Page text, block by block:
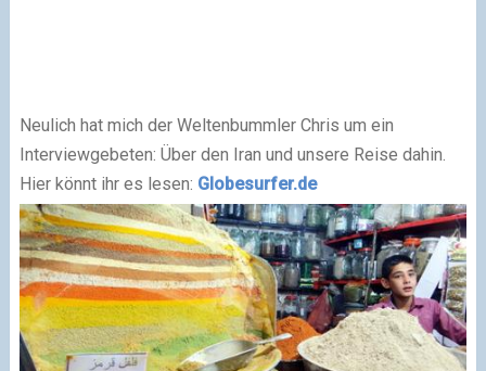
Neulich hat mich der Weltenbummler Chris um ein
Interviewgebeten: Über den Iran und unsere Reise dahin.
Hier könnt ihr es lesen: Globesurfer.de